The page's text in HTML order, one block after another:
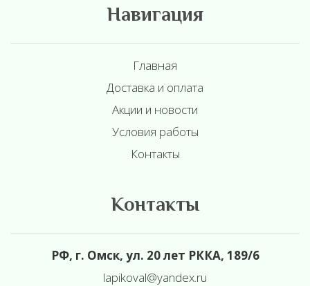
Навигация
Главная
Доставка и оплата
Акции и новости
Условия работы
Контакты
Контакты
РФ, г. Омск, ул. 20 лет РККА, 189/6
lapikoval@yandex.ru